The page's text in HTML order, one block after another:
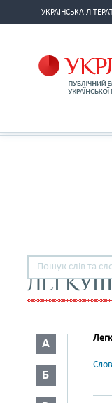
УКРАЇНСЬКА
А
Б